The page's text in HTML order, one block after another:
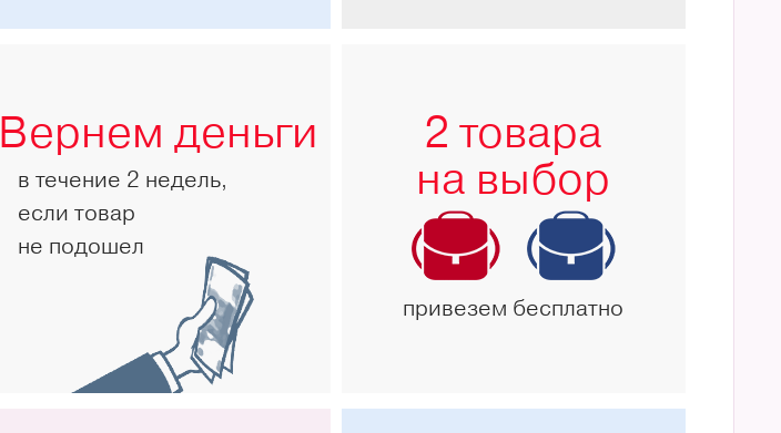
Вернем деньги
в течение 2 недель,
если товар
не подошел
2 товара
на выбор
привезем бесплатно